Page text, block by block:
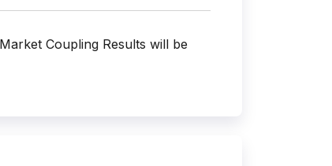
Coupling Results will be